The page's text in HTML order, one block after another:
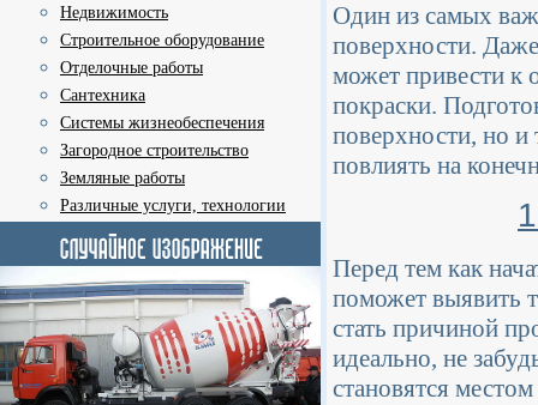
Недвижимость
Строительное оборудование
Отделочные работы
Сантехника
Системы жизнеобеспечения
Загородное строительство
Земляные работы
Различные услуги, технологии
Один из самых
поверхности.
может привести к
покраски.
поверхности, но и
повлиять на
Перед тем как
поможет выявить
стать причиной
идеально, не
становятся